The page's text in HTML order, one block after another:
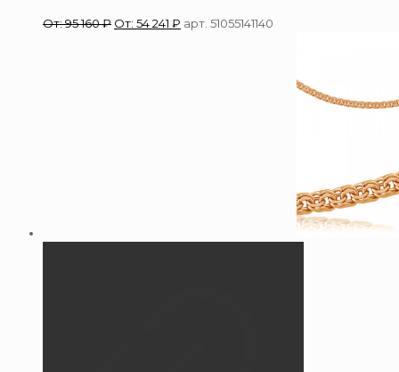
От:95 160₽ От: 54 241 ₽ арт. 51055141140